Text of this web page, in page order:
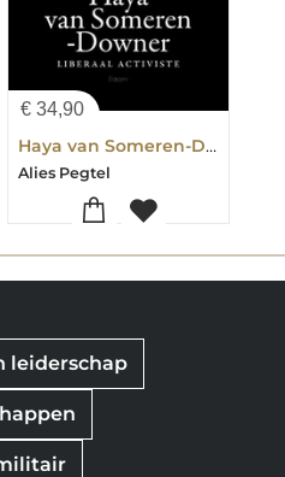
€ 34,90
Haya van Someren-Downer
Alies Pegtel
leiderschap